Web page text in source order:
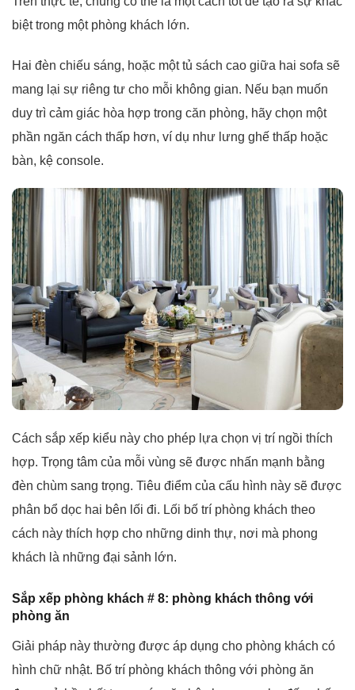
biệt trong một phòng khách lớn.
Hai đèn chiếu sáng, hoặc một tủ sách cao giữa hai sofa sẽ
mang lại sự riêng tư cho mỗi không gian. Nếu bạn muốn
duy trì cảm giác hòa hợp trong căn phòng, hãy chọn một
phần ngăn cách thấp hơn, ví dụ như lưng ghế thấp hoặc
bàn, kệ console.
Cách sắp xếp kiểu này cho phép lựa chọn vị trí ngồi thích
hợp. Trọng tâm của mỗi vùng sẽ được nhấn mạnh bằng
đèn chùm sang trọng. Tiêu điểm của cấu hình này sẽ được
phân bổ dọc hai bên lối đi. Lối bố trí phòng khách theo
cách này thích hợp cho những dinh thự, nơi mà phong
khách là những đại sảnh lớn.
Sắp xếp phòng khách # 8: phòng khách thông với
phòng ăn
Giải pháp này thường được áp dụng cho phòng khách có
hình chữ nhật. Bố trí phòng khách thông với phòng ăn